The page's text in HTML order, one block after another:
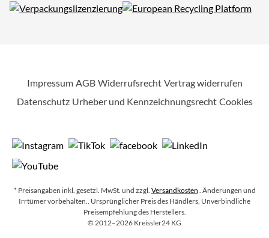
Impressum AGB Widerrufsrecht Vertrag widerrufen
Datenschutz Urheber und Kennzeichnungsrecht Cookies
* Preisangaben inkl. gesetzl. MwSt. und zzgl. Versandkosten . Änderungen und
Irrtümer vorbehalten.. Ursprünglicher Preis des Händlers, Unverbindliche
Preisempfehlung des Herstellers.
© Copyright
2012–2026 Kreissler24 KG